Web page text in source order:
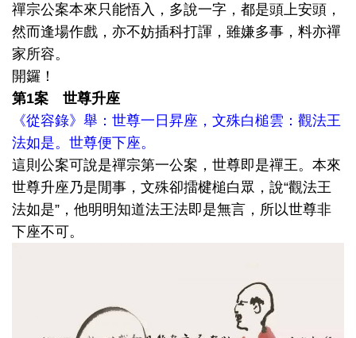
禪宗公案本來只能悟入，多說一字，都是頭上安頭，
然而逢場作戲，亦不妨插科打諢，雖嫌多事，料亦禪
家所容。
開鑼！
第1案 世尊升座
《從容錄》舉：世尊一日昇座，文殊白槌雲：觀法王
法如是。世尊便下座。
這則公案可說是禪宗第一公案，世尊即是禪王。本來
世尊升座乃是閒事，文殊卻擂楗槌白眾，說“觀法王
法如是”，他明明知道法王法即是無言，所以世尊非
下座不可。